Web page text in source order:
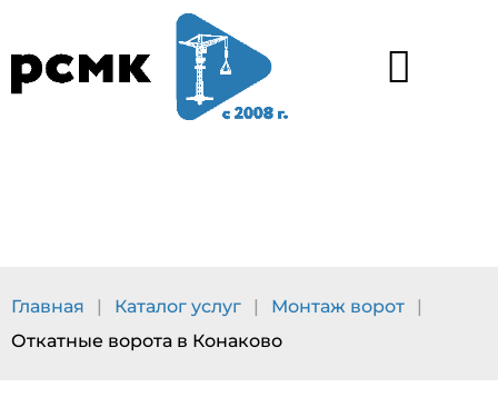
Главная | Каталог услуг | Монтаж ворот
|
Откатные ворота в Конаково